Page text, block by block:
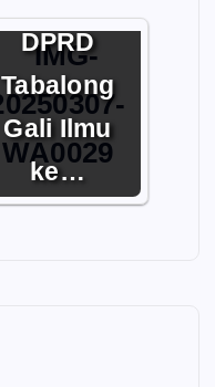
DPRD
Tabalong
Gali Ilmu
ke…